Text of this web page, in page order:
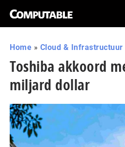
Home » Cloud & Infrastructuur
Toshiba akkoord
miljard dollar